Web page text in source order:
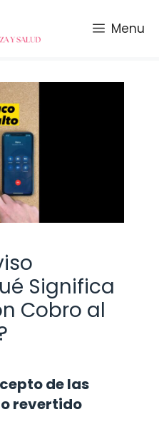
Menu
Significa
Cobro al
de las
revertido